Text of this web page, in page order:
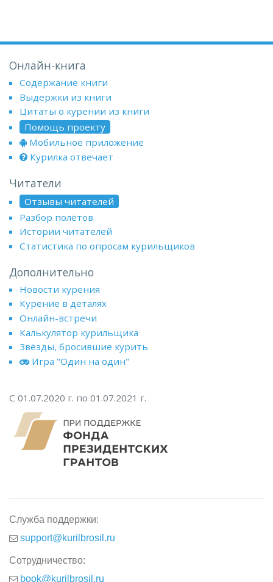
Онлайн-книга
Содержание книги
Выдержки из книги
Цитаты о курении из книги
Помощь проекту
Мобильное приложение
Курилка отвечает
Читатели
Отзывы читателей
Разбор полётов
Истории читателей
Статистика по опросам курильщиков
Дополнительно
Новости курения
Курение в деталях
Онлайн-встречи
Калькулятор курильщика
Звёзды, бросившие курить
Игра "Один на один"
С 01.07.2020 г. по 01.07.2021 г.
Служба поддержки:
support@kurilbrosil.ru
Сотрудничество:
book@kurilbrosil.ru